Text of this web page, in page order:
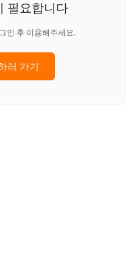
필요합니다
인 후 이용해주세요.
러 가기